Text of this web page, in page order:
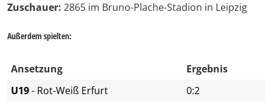
Zuschauer: 2865 im Bruno-Plache-Stadion in Leipzig
Außerdem spielten:
Ansetzung
Ergebnis
U19- Rot-Weiß Erfurt
0:2